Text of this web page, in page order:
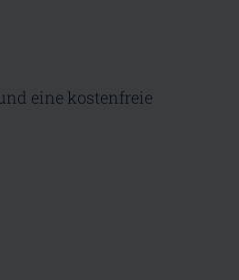
eine kostenfreie